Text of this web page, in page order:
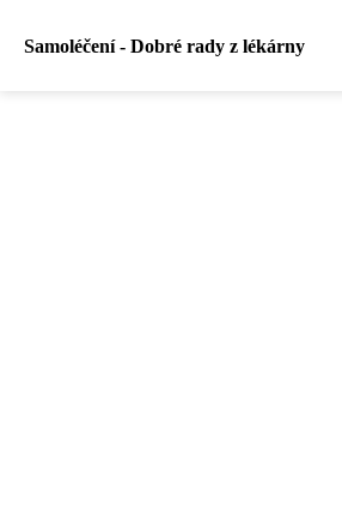
Samoléčení - Dobré rady z lékárny